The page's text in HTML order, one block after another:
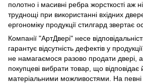
полотно і масивні ребра жорсткості аж
труднощі при використанні вхідних
ергономіку продукції стилгард звертає
Компанії "АртДвері" несе
гарантує відсутність дефектів у
не намагаємося разово продати двері,
покупцеві вибрати товар, що
матеріальними можливостями. На певні